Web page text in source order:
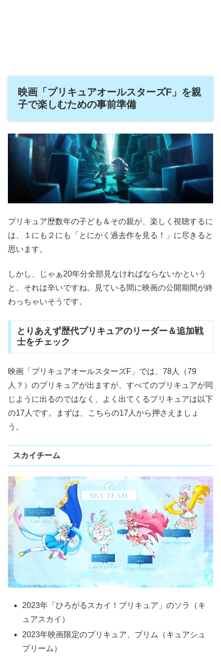
映画「プリキュアオールスターズF」を親
子で楽しむための事前準備
プリキュア歴数年の子ども＆その親が、楽しく視聴するに
は、１にも２にも「とにかく過去作を見る！」に尽きると
思います。
しかし、じゃぁ20年分全部見なければならないかという
と、それは辛いですね。見ている間に映画の公開期間が終
わっちゃいそうです。
とりあえず歴代プリキュアのリーダー＆追加戦
士をチェック
映画「プリキュアオールスターズF」では、78人（79
人？）のプリキュアが出ますが、すべてのプリキュアが同
じように出るのではなく、よく出てくるプリキュアは以下
の17人です。まずは、こちらの17人から押さえましょ
う。
スカイチーム
2023年「ひろがるスカイ！プリキュア」のソラ（キ
ュアスカイ）
2023年映画限定のプリキュア、プリム（キュアシュ
プリーム）